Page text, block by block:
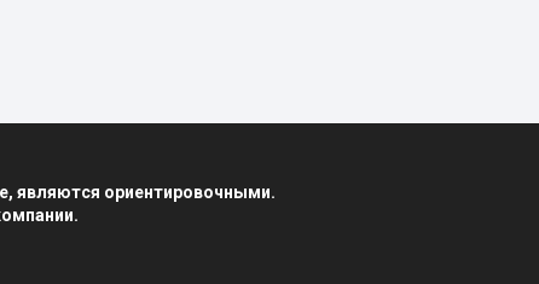
являются ориентировочными.